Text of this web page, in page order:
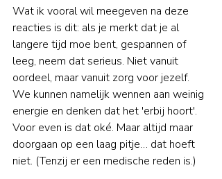
Wat ik vooral wil meegeven na deze
reacties is dit: als je merkt dat je al
langere tijd moe bent, gespannen of
leeg, neem dat serieus. Niet vanuit
oordeel, maar vanuit zorg voor jezelf.
We kunnen namelijk wennen aan weinig
energie en denken dat het 'erbij hoort'.
Voor even is dat oké. Maar altijd maar
doorgaan op een laag pitje… dat hoeft
niet. (Tenzij er een medische reden is.)